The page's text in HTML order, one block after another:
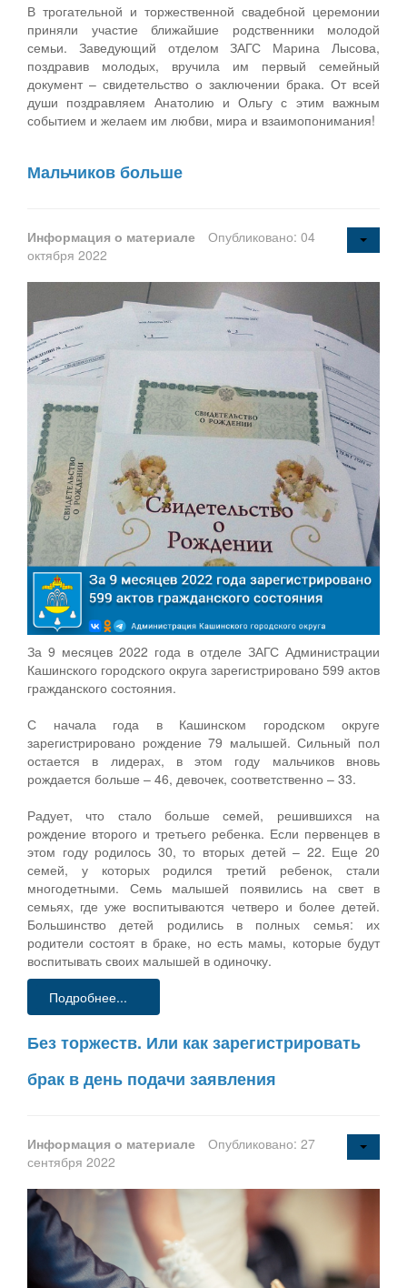
В трогательной и торжественной свадебной церемонии
приняли участие ближайшие родственники молодой
семьи. Заведующий отделом ЗАГС Марина Лысова,
поздравив молодых, вручила им первый семейный
документ – свидетельство о заключении брака. От всей
души поздравляем Анатолию и Ольгу с этим важным
событием и желаем им любви, мира и взаимопонимания!
Мальчиков больше
Информация о материале
Опубликовано: 04
октября 2022
За 9 месяцев 2022 года в отделе ЗАГС Администрации
Кашинского городского округа зарегистрировано 599 актов
гражданского состояния.
С начала года в Кашинском городском округе
зарегистрировано рождение 79 малышей. Сильный пол
остается в лидерах, в этом году мальчиков вновь
рождается больше – 46, девочек, соответственно – 33.
Радует, что стало больше семей, решившихся на
рождение второго и третьего ребенка. Если первенцев в
этом году родилось 30, то вторых детей – 22. Еще 20
семей, у которых родился третий ребенок, стали
многодетными. Семь малышей появились на свет в
семьях, где уже воспитываются четверо и более детей.
Большинство детей родились в полных семья: их
родители состоят в браке, но есть мамы, которые будут
воспитывать своих малышей в одиночку.
Подробнее...
Без торжеств. Или как зарегистрировать
брак в день подачи заявления
Информация о материале
Опубликовано: 27
сентября 2022